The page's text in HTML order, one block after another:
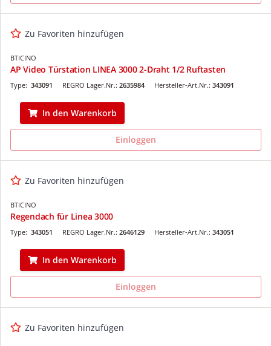
Zu Favoriten hinzufügen
BTICINO
AP Video Türstation LINEA 3000 2-Draht 1/2 Ruftasten
REGRO Lager.Nr.: 2635984
Type: 343091 Hersteller-Art.Nr.: 343091
In den Warenkorb
Einloggen
Zu Favoriten hinzufügen
BTICINO
Regendach für Linea 3000
REGRO Lager.Nr.: 2646129
Type: 343051 Hersteller-Art.Nr.: 343051
In den Warenkorb
Einloggen
Zu Favoriten hinzufügen